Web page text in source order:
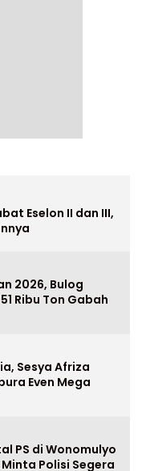
Eselon II dan III,
2026, Bulog
Ribu Ton Gabah
Sesya Afriza
Even Mega
PS di Wonomulyo
Polisi Segera